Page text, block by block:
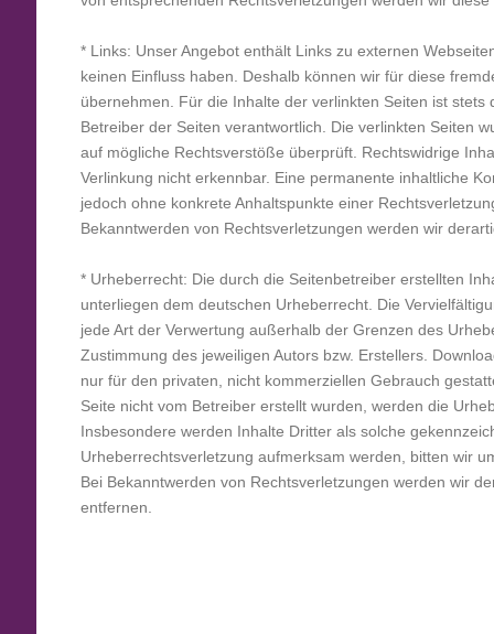
* Links: Unser Angebot enthält Links zu externen
keinen Einfluss haben. Deshalb können wir für diese
übernehmen. Für die Inhalte der verlinkten Seiten ist stets
Betreiber der Seiten verantwortlich. Die verlinkten Seiten
auf mögliche Rechtsverstöße überprüft. Rechtswidrige
Verlinkung nicht erkennbar. Eine permanente inhaltliche
jedoch ohne konkrete Anhaltspunkte einer
Bekanntwerden von Rechtsverletzungen werden wir
* Urheberrecht: Die durch die Seitenbetreiber erstellten
unterliegen dem deutschen Urheberrecht. Die
jede Art der Verwertung außerhalb der Grenzen des
Zustimmung des jeweiligen Autors bzw. Erstellers.
nur für den privaten, nicht kommerziellen Gebrauch
Seite nicht vom Betreiber erstellt wurden, werden die
Insbesondere werden Inhalte Dritter als solche
Urheberrechtsverletzung aufmerksam werden, bitten wir
Bei Bekanntwerden von Rechtsverletzungen werden wir
entfernen.